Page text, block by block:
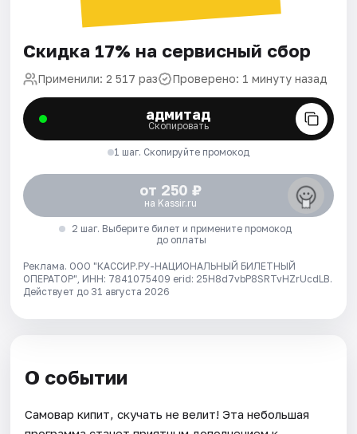
Скидка 17% на сервисный сбор
Применили: 2 517 раз Проверено: 1 минуту назад
адмитад
Скопировать
1 шаг. Скопируйте промокод
от 250 ₽
на Kassir.ru
2 шаг. Выберите билет и примените промокод
до оплаты
Реклама. ООО "КАССИР.РУ-НАЦИОНАЛЬНЫЙ БИЛЕТНЫЙ
ОПЕРАТОР", ИНН: 7841075409 erid: 25H8d7vbP8SRTvHZrUcdLB.
Действует до 31 августа 2026
О событии
Самовар кипит, скучать не велит! Эта небольшая